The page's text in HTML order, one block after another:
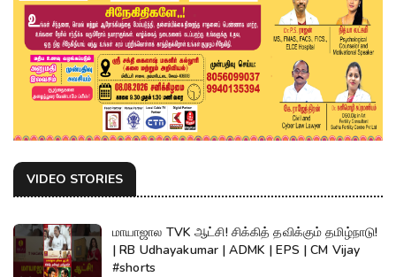
VIDEO STORIES
மாயாஜால TVK ஆட்சி! சிக்கித் தவிக்கும் தமிழ்நாடு!
| RB Udhayakumar | ADMK | EPS | CM Vijay
#shorts